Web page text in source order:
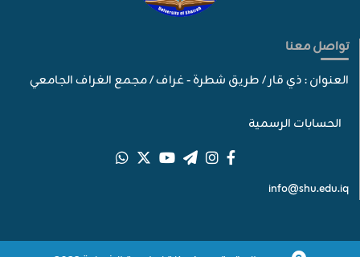
تواصل معنا
العنوان : ذي قار / طريق شطرة - غراف / مجمع الغراف الجامعي
الحسابات الرسمية
info@shu.edu.iq